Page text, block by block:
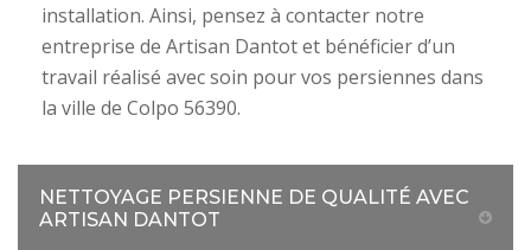
installation. Ainsi, pensez à contacter notre
entreprise de Artisan Dantot et bénéficier d’un
travail réalisé avec soin pour vos persiennes dans
la ville de Colpo 56390.
NETTOYAGE PERSIENNE DE QUALITÉ AVEC
ARTISAN DANTOT